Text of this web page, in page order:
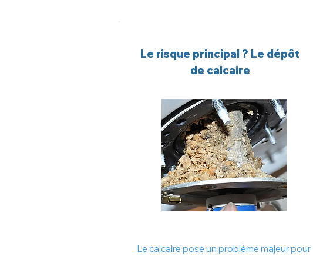
Le risque principal ? Le dépôt
de calcaire
Le calcaire pose un problème majeur pour